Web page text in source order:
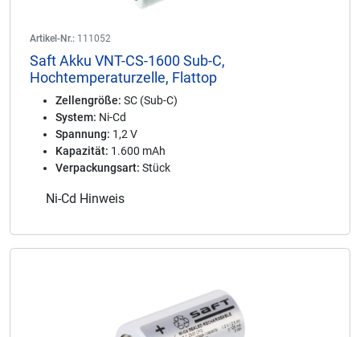
Artikel-Nr.: 111052
Saft Akku VNT-CS-1600 Sub-C,
Hochtemperaturzelle, Flattop
Zellengröße: SC (Sub-C)
System: Ni-Cd
Spannung: 1,2 V
Kapazität: 1.600 mAh
Verpackungsart: Stück
Ni-Cd Hinweis